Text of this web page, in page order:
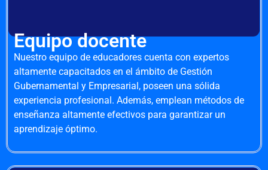
Equipo docente
Nuestro equipo de educadores cuenta con expertos
altamente capacitados en el ámbito de Gestión
Gubernamental y Empresarial, poseen una sólida
experiencia profesional. Además, emplean métodos de
enseñanza altamente efectivos para garantizar un
aprendizaje óptimo.